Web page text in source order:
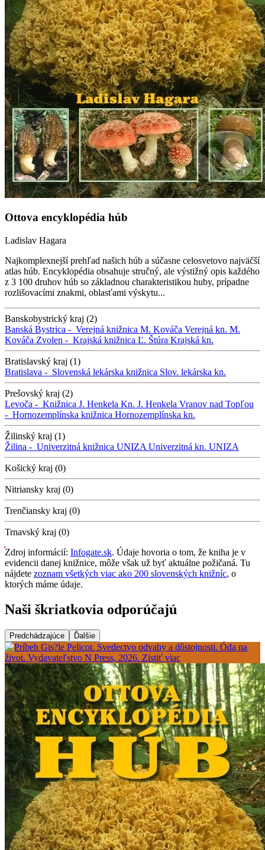
Ottova encyklopédia húb
Ladislav Hagara
Najkomplexnejší prehľad našich húb a súčasne celosvetovo najväčší
atlas húb. Encyklopédia obsahuje stručný, ale výstižný opis každého
z 3 100 druhov húb so základnou charakteristikou huby, prípadne
rozlišovacími znakmi, oblasťami výskytu...
Banskobystrický kraj (2)
Banská Bystrica - Verejná knižnica M. Kováča Verejná kn. M.
Kováča Zvolen - Krajská knižnica Ľ. Štúra Krajská kn.
Bratislavský kraj (1)
Bratislava - Slovenská lekárska knižnica Slov. lekárska kn.
Prešovský kraj (2)
Levoča - Knižnica J. Henkela Kn. J. Henkela Vranov nad Topľou
- Hornozemplínska knižnica Hornozemplínska kn.
Žilinský kraj (1)
Žilina - Univerzitná knižnica UNIZA Univerzitná kn. UNIZA
Košický kraj (0)
Nitriansky kraj (0)
Trenčiansky kraj (0)
Trnavský kraj (0)
Zdroj informácií: Infogate.sk. Údaje hovoria o tom, že kniha je v
evidencii danej knižnice, môže však už byť aktuálne požičaná. Tu
nájdete zoznam všetkých viac ako 200 slovenských knižníc, o
ktorých máme údaje.
Naši škriatkovia odporúčajú
Predchádzajúce Ďalšie